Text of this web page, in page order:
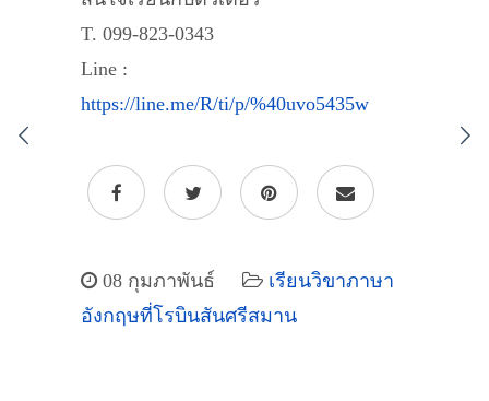
T. 099-823-0343
Line :
https://line.me/R/ti/p/%40uvo5435w
08 กุมภาพันธ์
เรียนวิขาภาษา
อังกฤษที่โรบินสันศรีสมาน